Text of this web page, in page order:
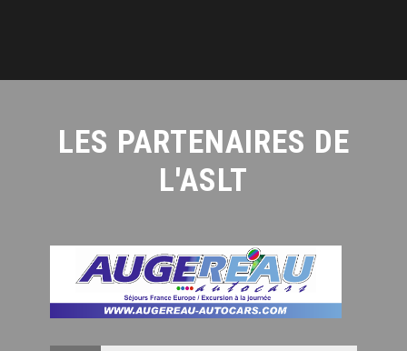
LES PARTENAIRES DE
L'ASLT